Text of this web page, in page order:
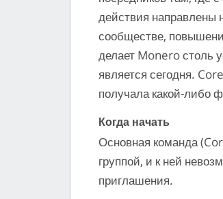
действия направлены
сообществе,
делает Monero столь
является сегодня.
получала какой-либо
Когда начать
Основная команда
группой, и к ней
приглашения.